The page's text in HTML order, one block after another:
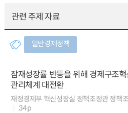
관련 주제 자료
일반경제정책
잠재성장률 반등을 위해 경제구조
관리체계 대전환
재정경제부 혁신성장실 정책조정관 정책
34p